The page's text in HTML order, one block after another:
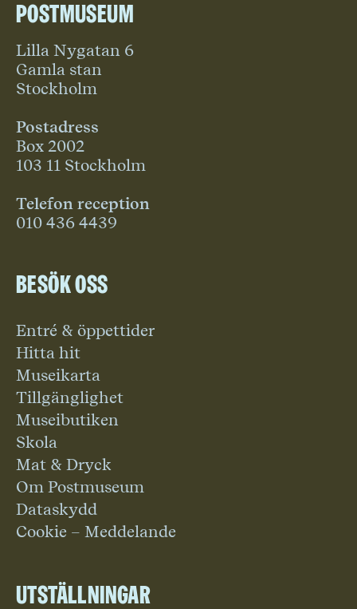
Postmuseum
Lilla Nygatan 6
Gamla stan
Stockholm
Postadress
Box 2002
103 11 Stockholm
Telefon reception
010 436 4439
Besök oss
Entré & öppettider
Hitta hit
Museikarta
Tillgänglighet
Museibutiken
Skola
Mat & Dryck
Om Postmuseum
Dataskydd
Cookie – Meddelande
Utställningar